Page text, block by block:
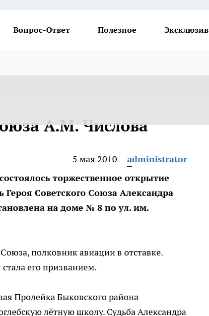
Вопрос-Ответ Полезное Эксклюзив
А.М. Числова
5 мая 2010
administrator
торжественное открытие
Советского Союза Александра
на доме № 8 по ул. им.
полковник авиации в отставке.
его призванием.
Пролейка Быковского района
лётную школу. Судьба Александра